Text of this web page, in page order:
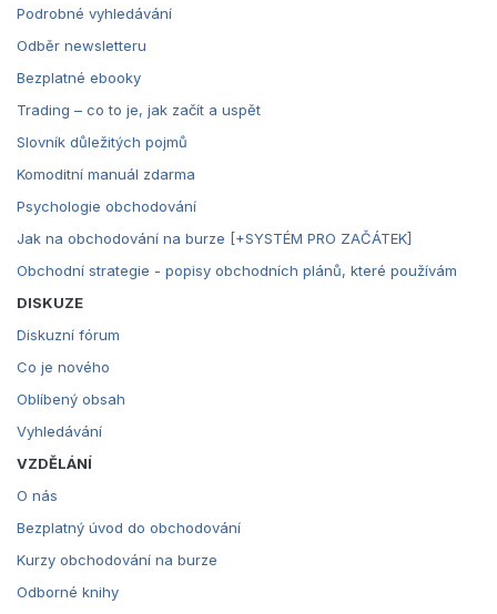
Podrobné vyhledávání
Odběr newsletteru
Bezplatné ebooky
Trading – co to je, jak začít a uspět
Slovník důležitých pojmů
Komoditní manuál zdarma
Psychologie obchodování
Jak na obchodování na burze [+SYSTÉM PRO ZAČÁTEK]
Obchodní strategie - popisy obchodních plánů, které používám
DISKUZE
Diskuzní fórum
Co je nového
Oblíbený obsah
Vyhledávání
VZDĚLÁNÍ
O nás
Bezplatný úvod do obchodování
Kurzy obchodování na burze
Odborné knihy